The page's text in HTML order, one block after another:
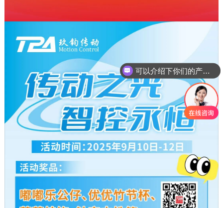
可以介绍下你们的产品么
你们是怎么收费的呢